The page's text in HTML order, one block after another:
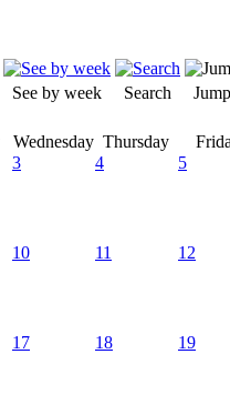
See by week Search
Wednesday Thursday
3 4 5
10 11 12
17 18 19